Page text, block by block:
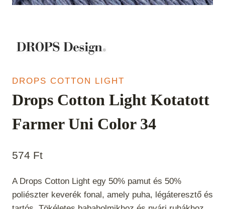
DROPS COTTON LIGHT
Drops Cotton Light Kotatott
Farmer Uni Color 34
574 Ft
A Drops Cotton Light egy 50% pamut és 50%
poliészter keverék fonal, amely puha, légáteresztő és